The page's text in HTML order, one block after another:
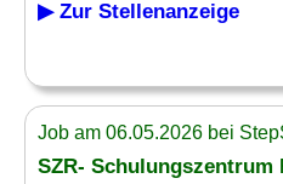
▶ Zur Stellenanzeige
Job am 06.05.2026 bei
SZR- Schulungszentrum